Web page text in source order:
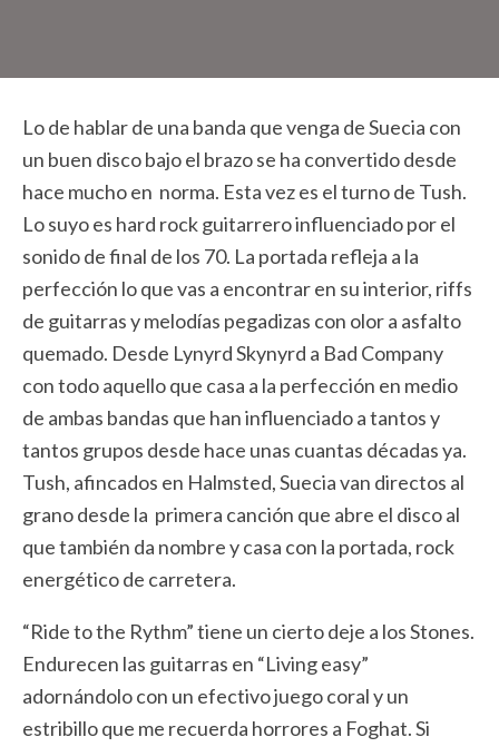
Lo de hablar de una banda que venga de Suecia con
un buen disco bajo el brazo se ha convertido desde
hace mucho en norma. Esta vez es el turno de Tush.
Lo suyo es hard rock guitarrero influenciado por el
sonido de final de los 70. La portada refleja a la
perfección lo que vas a encontrar en su interior, riffs
de guitarras y melodías pegadizas con olor a asfalto
quemado. Desde Lynyrd Skynyrd a Bad Company
con todo aquello que casa a la perfección en medio
de ambas bandas que han influenciado a tantos y
tantos grupos desde hace unas cuantas décadas ya.
Tush, afincados en Halmsted, Suecia van directos al
grano desde la primera canción que abre el disco al
que también da nombre y casa con la portada, rock
energético de carretera.
“Ride to the Rythm” tiene un cierto deje a los Stones.
Endurecen las guitarras en “Living easy”
adornándolo con un efectivo juego coral y un
estribillo que me recuerda horrores a Foghat. Si